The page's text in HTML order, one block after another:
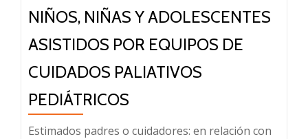
NIÑOS, NIÑAS Y ADOLESCENTES
ASISTIDOS POR EQUIPOS DE
CUIDADOS PALIATIVOS
PEDIÁTRICOS
Estimados padres o cuidadores: en relación con